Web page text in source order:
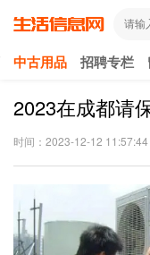
中古用品 招聘专栏
2023在成都请
时间：2023-12-12 11:57:44